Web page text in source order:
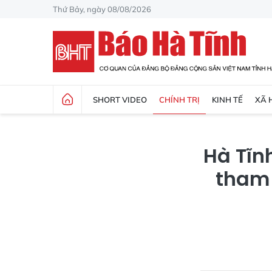
Thứ Bảy, ngày 08/08/2026
SHORT VIDEO CHÍNH TRỊ KINH TẾ XÃ
Hà